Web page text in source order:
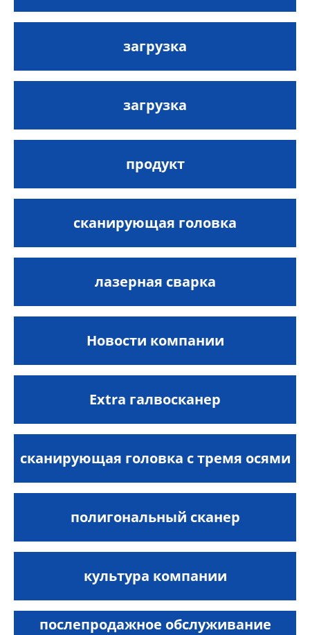
загрузка
загрузка
продукт
сканирующая головка
лазерная сварка
Новости компании
Extra галвосканер
сканирующая головка с тремя осями
полигональный сканер
культура компании
послепродажное обслуживание